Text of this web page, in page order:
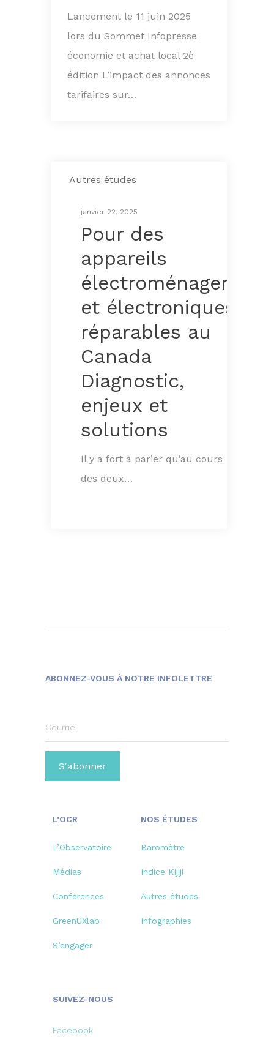
Lancement le 11 juin 2025
lors du Sommet Infopresse
économie et achat local 2è
édition L’impact des annonces
tarifaires sur…
Autres études
janvier 22, 2025
Pour des
appareils
électroménagers
et électroniques
réparables au
Canada
Diagnostic,
enjeux et
solutions
Il y a fort à parier qu’au cours
des deux…
ABONNEZ-VOUS À NOTRE INFOLETTRE
Courriel
L’OCR
L’Observatoire
Médias
Conférences
GreenUXlab
S’engager
NOS ÉTUDES
Baromètre
Indice Kijiji
Autres études
Infographies
SUIVEZ-NOUS
Facebook